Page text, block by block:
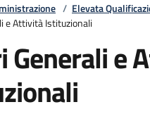
/ Elevata
e Attività Istituzionali
Generali e